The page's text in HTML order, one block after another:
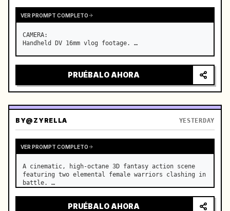
VER PROMPT COMPLETO
CAMERA:
Handheld DV 16mm vlog footage. …
PRUÉBALO AHORA
BY@ZYRELLA YESTERDAY
VER PROMPT COMPLETO
A cinematic, high-octane 3D fantasy action scene
featuring two elemental female warriors clashing in
battle. …
PRUÉBALO AHORA